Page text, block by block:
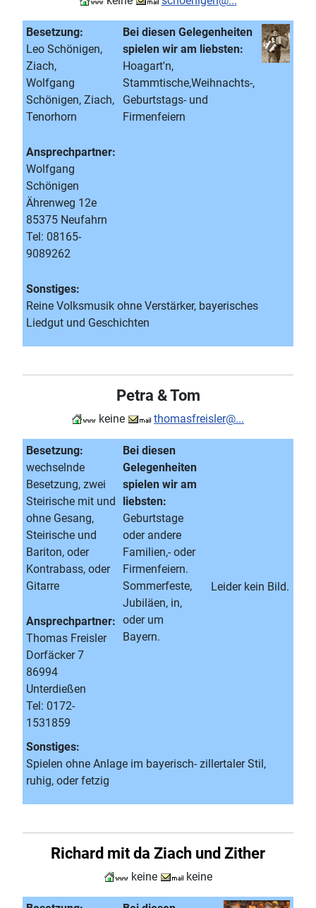
Besetzung:
Leo Schönigen,
Ziach,
Wolfgang
Schönigen, Ziach,
Tenorhorn
Bei diesen Gelegenheiten
spielen wir am liebsten:
Hoagart'n,
Stammtische,Weihnachts-,
Geburtstags- und
Firmenfeiern
Ansprechpartner:
Wolfgang
Schönigen
Ährenweg 12e
85375 Neufahrn
Tel: 08165-
9089262
Sonstiges:
Reine Volksmusik ohne Verstärker, bayerisches
Liedgut und Geschichten
Petra & Tom
keine thomasfreisler@...
Besetzung:
wechselnde
Besetzung, zwei
Steirische mit und
ohne Gesang,
Steirische und
Bariton, oder
Kontrabass, oder
Gitarre
Bei diesen
Gelegenheiten
spielen wir am
liebsten:
Geburtstage
oder andere
Familien,- oder
Firmenfeiern.
Sommerfeste,
Jubiläen, in,
oder um
Bayern.
Leider kein Bild.
Ansprechpartner:
Thomas Freisler
Dorfäcker 7
86994
Unterdießen
Tel: 0172-
1531859
Sonstiges:
Spielen ohne Anlage im bayerisch- zillertaler Stil,
ruhig, oder fetzig
Richard mit da Ziach und Zither
keine keine